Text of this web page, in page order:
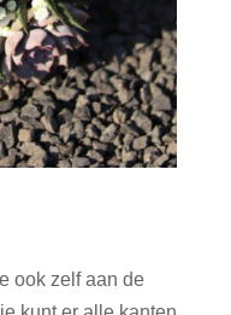
ook zelf aan de